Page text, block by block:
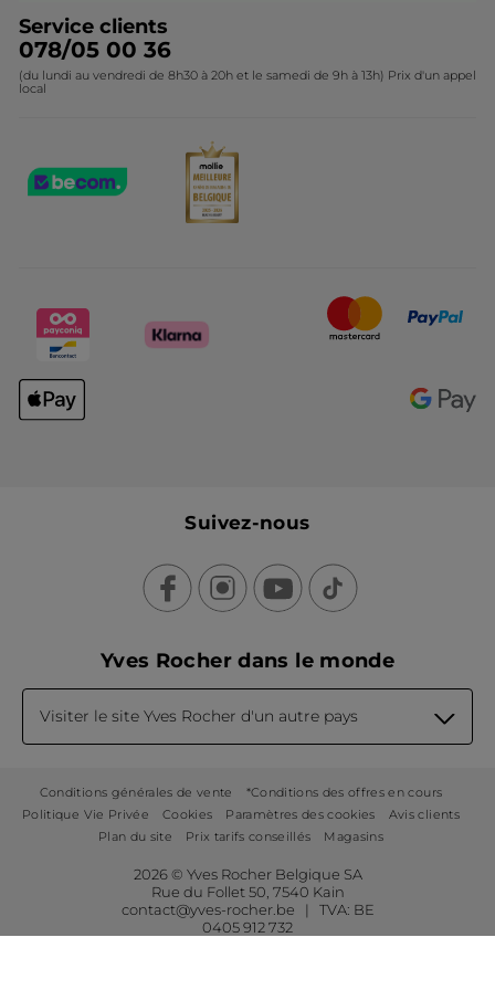
Service clients
078/05 00 36
(du lundi au vendredi de 8h30 à 20h et le samedi de 9h à 13h) Prix d'un appel
local
Suivez-nous
Yves Rocher dans le monde
Visiter le site Yves Rocher d'un autre pays
Conditions générales de vente
*Conditions des offres en cours
Politique Vie Privée
Cookies Paramètres des cookies
Avis clients
Plan du site
Prix tarifs conseillés Magasins
2026 © Yves Rocher Belgique SA
Rue du Follet 50, 7540 Kain
contact@yves-rocher.be | TVA: BE
0405 912 732